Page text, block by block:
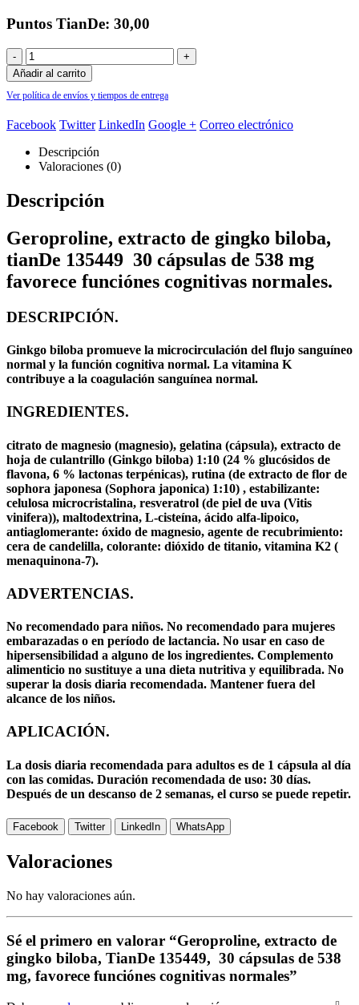
Puntos TianDe: 30,00
-
+
Añadir al carrito
Ver política de envíos y tiempos de entrega
Facebook Twitter LinkedIn Google + Correo electrónico
Descripción
Valoraciones (0)
Descripción
Geroproline, extracto de gingko biloba,
tianDe 135449 30 cápsulas de 538 mg
favorece funciónes cognitivas normales.
DESCRIPCIÓN.
Ginkgo biloba promueve la microcirculación del flujo sanguíneo
normal y la función cognitiva normal. La vitamina K
contribuye a la coagulación sanguínea normal.
INGREDIENTES.
citrato de magnesio (magnesio), gelatina (cápsula), extracto de
hoja de culantrillo (Ginkgo biloba) 1:10 (24 % glucósidos de
flavona, 6 % lactonas terpénicas), rutina (de extracto de flor de
sophora japonesa (Sophora japonica) 1:10) , estabilizante:
celulosa microcristalina, resveratrol (de piel de uva (Vitis
vinifera)), maltodextrina, L-cisteína, ácido alfa-lipoico,
antiaglomerante: óxido de magnesio, agente de recubrimiento:
cera de candelilla, colorante: dióxido de titanio, vitamina K2 (
menaquinona-7).
ADVERTENCIAS.
No recomendado para niños. No recomendado para mujeres
embarazadas o en período de lactancia. No usar en caso de
hipersensibilidad a alguno de los ingredientes. Complemento
alimenticio no sustituye a una dieta nutritiva y equilibrada. No
superar la dosis diaria recomendada. Mantener fuera del
alcance de los niños.
APLICACIÓN.
La dosis diaria recomendada para adultos es de 1 cápsula al día
con las comidas. Duración recomendada de uso: 30 días.
Después de un descanso de 2 semanas, el curso se puede repetir.
Facebook Twitter LinkedIn WhatsApp
Valoraciones
No hay valoraciones aún.
Sé el primero en valorar “Geroproline, extracto de
gingko biloba, TianDe 135449, 30 cápsulas de 538
mg, favorece funciónes cognitivas normales”